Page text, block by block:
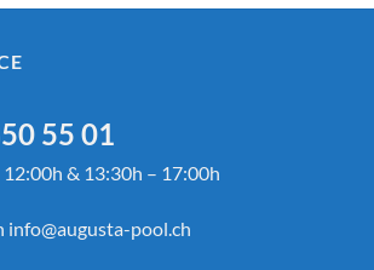
55 01
& 13:30h – 17:00h
info@augusta-pool.ch